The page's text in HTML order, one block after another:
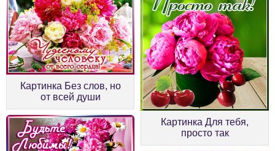
Картинка Без слов, но
от всей души
Картинка Для тебя,
просто так